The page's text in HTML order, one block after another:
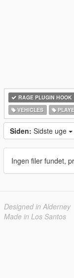
RAGE PLUGIN HOOK
VEHICLES
Siden: Sidste uge
Ingen filer fundet,
Designed in Alderney
Made in Los Santos